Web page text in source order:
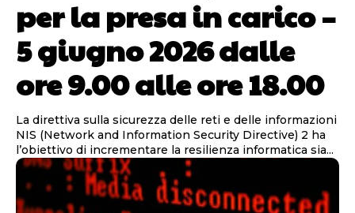
per la presa in carico –
5 giugno 2026 dalle
ore 9.00 alle ore 18.00
La direttiva sulla sicurezza delle reti e delle informazioni
NIS (Network and Information Security Directive) 2 ha
l’obiettivo di incrementare la resilienza informatica sia...